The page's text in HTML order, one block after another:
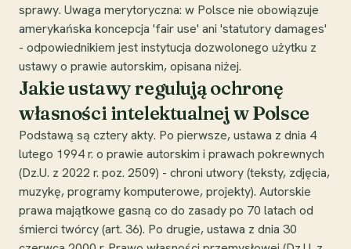
sprawy. Uwaga merytoryczna: w Polsce nie obowiązuje
amerykańska koncepcja 'fair use' ani 'statutory damages'
- odpowiednikiem jest instytucja dozwolonego użytku z
ustawy o prawie autorskim, opisana niżej.
Jakie ustawy regulują ochronę
własności intelektualnej w Polsce
Podstawą są cztery akty. Po pierwsze, ustawa z dnia 4
lutego 1994 r. o prawie autorskim i prawach pokrewnych
(Dz.U. z 2022 r. poz. 2509) - chroni utwory (teksty, zdjęcia,
muzykę, programy komputerowe, projekty). Autorskie
prawa majątkowe gasną co do zasady po 70 latach od
śmierci twórcy (art. 36). Po drugie, ustawa z dnia 30